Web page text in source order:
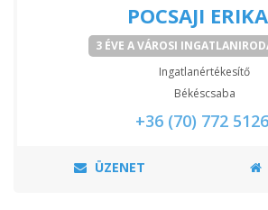
POCSAJI ERIKA
3 ÉVE A VÁROSI
Ingatlanértékesítő
Békéscsaba
+36 (70) 772 5126
ÜZENET